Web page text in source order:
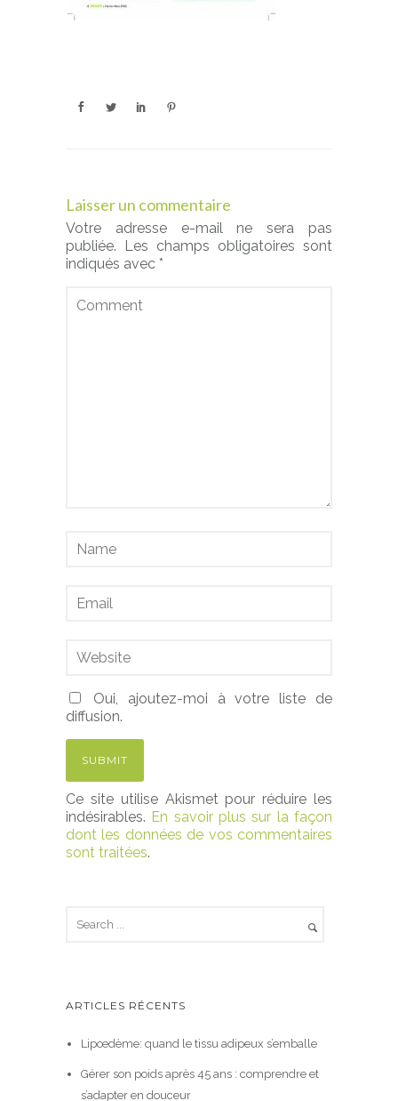
Laisser un commentaire
Votre adresse e-mail ne sera pas
publiée.
Les champs obligatoires sont
indiqués avec *
Oui, ajoutez-moi à votre liste de
diffusion.
Ce site utilise Akismet pour réduire les
indésirables. En savoir plus sur la façon
dont les données de vos commentaires
sont traitées.
ARTICLES RÉCENTS
Lipœdème: quand le tissu adipeux s’emballe
Gérer son poids après 45 ans : comprendre et
s’adapter en douceur